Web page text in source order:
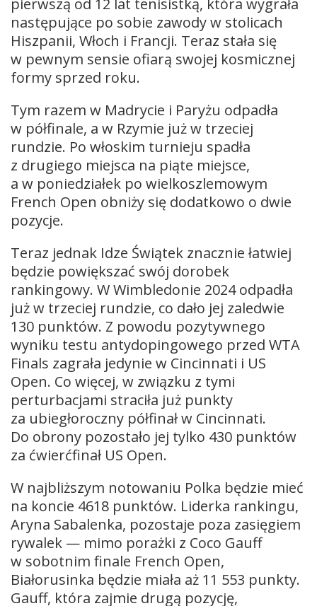
pierwszą od 12 lat tenisistką, która wygrała
następujące po sobie zawody w stolicach
Hiszpanii, Włoch i Francji. Teraz stała się
w pewnym sensie ofiarą swojej kosmicznej
formy sprzed roku.
Tym razem w Madrycie i Paryżu odpadła
w półfinale, a w Rzymie już w trzeciej
rundzie. Po włoskim turnieju spadła
z drugiego miejsca na piąte miejsce,
a w poniedziałek po wielkoszlemowym
French Open obniży się dodatkowo o dwie
pozycje.
Teraz jednak Idze Świątek znacznie łatwiej
będzie powiększać swój dorobek
rankingowy. W Wimbledonie 2024 odpadła
już w trzeciej rundzie, co dało jej zaledwie
130 punktów. Z powodu pozytywnego
wyniku testu antydopingowego przed WTA
Finals zagrała jedynie w Cincinnati i US
Open. Co więcej, w związku z tymi
perturbacjami straciła już punkty
za ubiegłoroczny półfinał w Cincinnati.
Do obrony pozostało jej tylko 430 punktów
za ćwierćfinał US Open.
W najbliższym notowaniu Polka będzie mieć
na koncie 4618 punktów. Liderka rankingu,
Aryna Sabalenka, pozostaje poza zasięgiem
rywalek — mimo porażki z Coco Gauff
w sobotnim finale French Open,
Białorusinka będzie miała aż 11 553 punkty.
Gauff, która zajmie drugą pozycję,